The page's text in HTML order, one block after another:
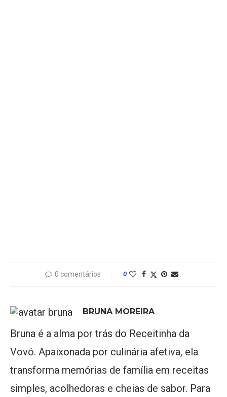
0 comentários 0
BRUNA MOREIRA
Bruna é a alma por trás do Receitinha da
Vovó. Apaixonada por culinária afetiva, ela
transforma memórias de família em receitas
simples, acolhedoras e cheias de sabor. Para